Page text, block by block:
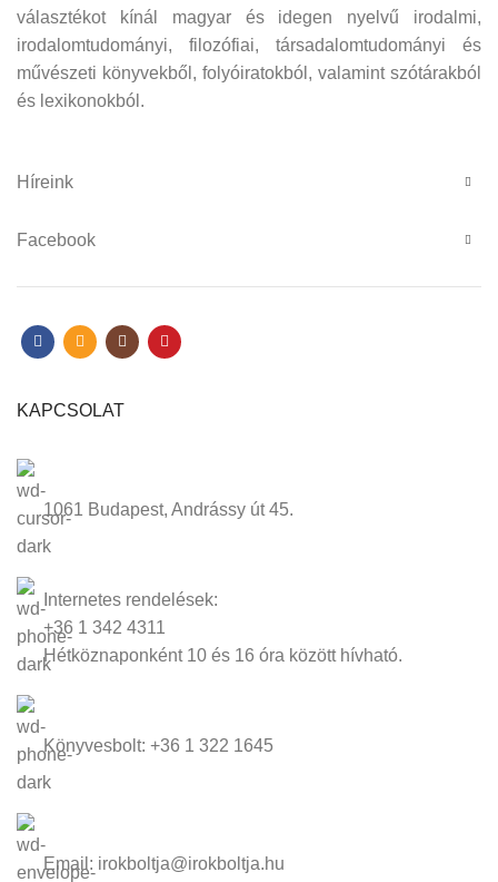
választékot kínál magyar és idegen nyelvű irodalmi,
irodalomtudományi, filozófiai, társadalomtudományi és
művészeti könyvekből, folyóiratokból, valamint szótárakból
és lexikonokból.
Híreink
Facebook
KAPCSOLAT
1061 Budapest, Andrássy út 45.
Internetes rendelések:
+36 1 342 4311
Hétköznaponként 10 és 16 óra között hívható.
Könyvesbolt: +36 1 322 1645
Email: irokboltja@irokboltja.hu